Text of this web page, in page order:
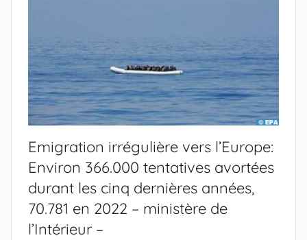
Emigration irrégulière vers l’Europe:
Environ 366.000 tentatives avortées
durant les cinq dernières années,
70.781 en 2022 – ministère de
l’Intérieur –